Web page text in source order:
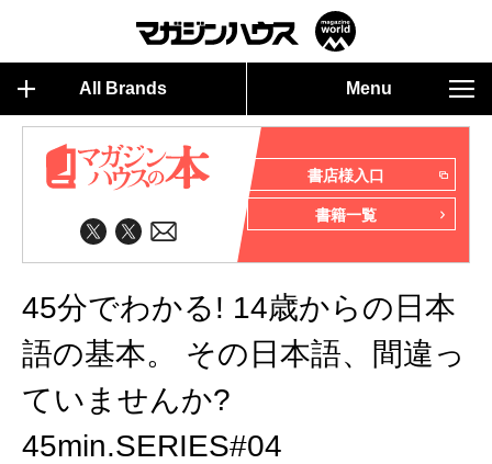
All Brands Menu
書店様入口
書籍一覧
45分でわかる! 14歳からの日本
語の基本。 その日本語、間違っ
ていませんか?
45min.SERIES#04